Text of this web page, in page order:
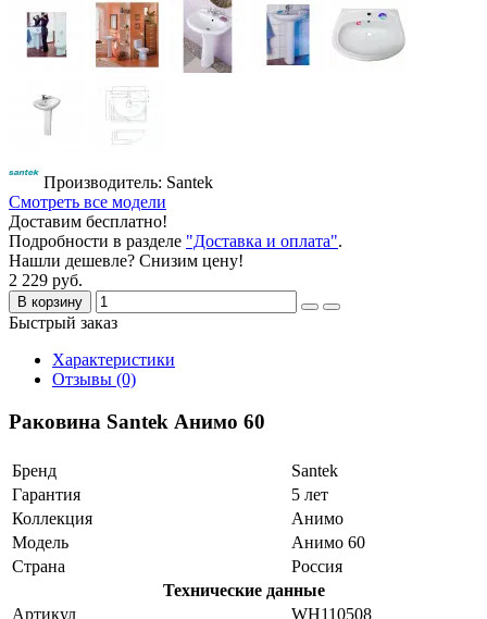
Производитель: Santek
Смотреть все модели
Доставим бесплатно!
Подробности в разделе "Доставка и оплата".
Нашли дешевле? Снизим цену!
2 229 руб.
В корзину
Быстрый заказ
Характеристики
Отзывы (0)
Раковина Santek Анимо 60
Бренд
Santek
Гарантия
5 лет
Коллекция
Анимо
Модель
Анимо 60
Страна
Россия
Технические данные
Артикул
WH110508